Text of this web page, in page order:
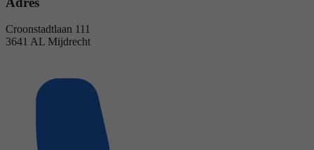
Croonstadtlaan 111
3641 AL Mijdrecht